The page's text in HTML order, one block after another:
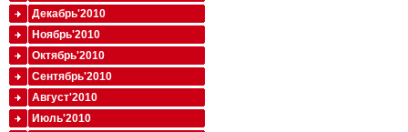
Декабрь'2010
Ноябрь'2010
Октябрь'2010
Сентябрь'2010
Август'2010
Июль'2010